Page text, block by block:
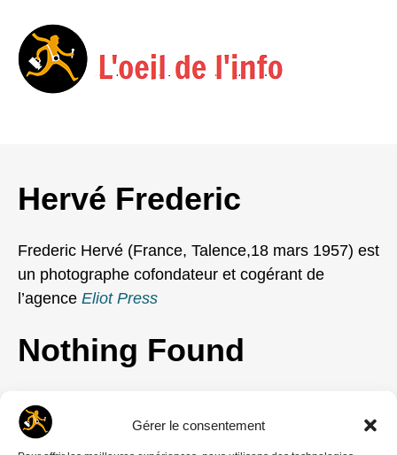
Gérer le consentement
content
Hervé Frederic
Frederic Hervé (France, Talence,18 mars 1957) est
un photographe cofondateur et cogérant de
l’agence Eliot Press
Nothing Found
It seems we can’t find what you’re looking for.
Perhaps searching can help.